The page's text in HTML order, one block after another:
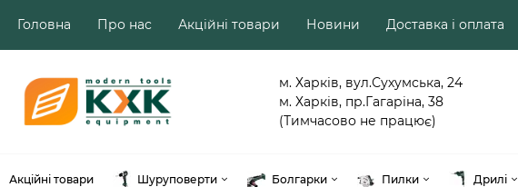
Головна Про нас Акційні товари Новини Доставка і оплата
м. Харків, вул.Сухумська, 24
м. Харків, пр.Гагаріна, 38
(Тимчасово не працює)
Акційні товари Шуруповерти Болгарки Пилки Дрилі